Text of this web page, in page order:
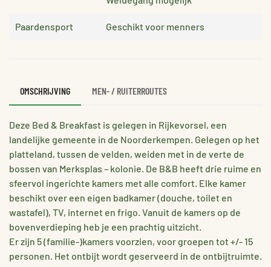
Paardensport Geschikt voor menners
OMSCHRIJVING MEN- / RUITERROUTES
Deze Bed & Breakfast is gelegen in Rijkevorsel, een
landelijke gemeente in de Noorderkempen. Gelegen op het
platteland, tussen de velden, weiden met in de verte de
bossen van Merksplas – kolonie. De B&B heeft drie ruime en
sfeervol ingerichte kamers met alle comfort. Elke kamer
beschikt over een eigen badkamer (douche, toilet en
wastafel), TV, internet en frigo. Vanuit de kamers op de
bovenverdieping heb je een prachtig uitzicht.
Er zijn 5 (familie-)kamers voorzien, voor groepen tot +/- 15
personen. Het ontbijt wordt geserveerd in de ontbijtruimte.